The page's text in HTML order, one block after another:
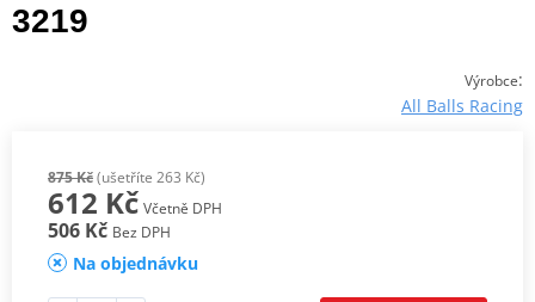
3219
Výrobce:
All Balls Racing
875 Kč(ušetříte 263 Kč)
612 Kč Včetně DPH
506 Kč Bez DPH
Na objednávku